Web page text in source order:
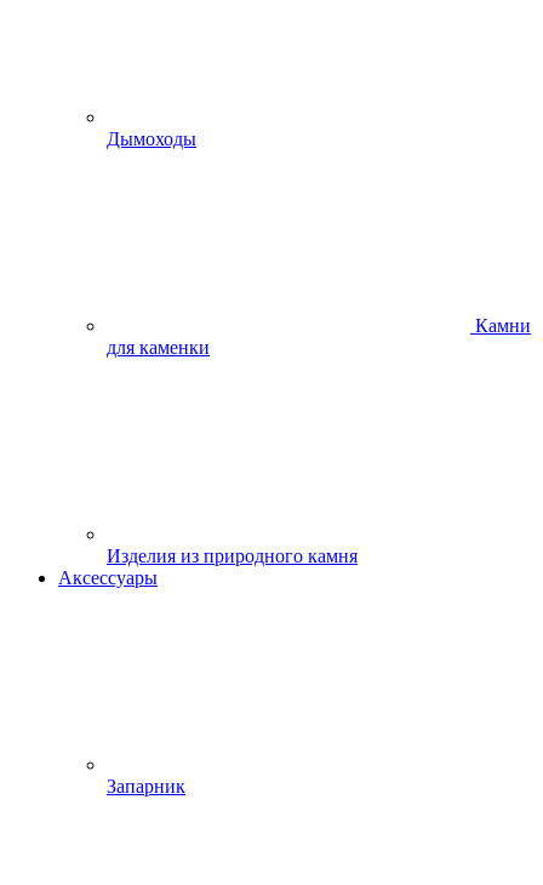
Дымоходы
Камни
для каменки
Изделия из природного камня
Аксессуары
Запарник